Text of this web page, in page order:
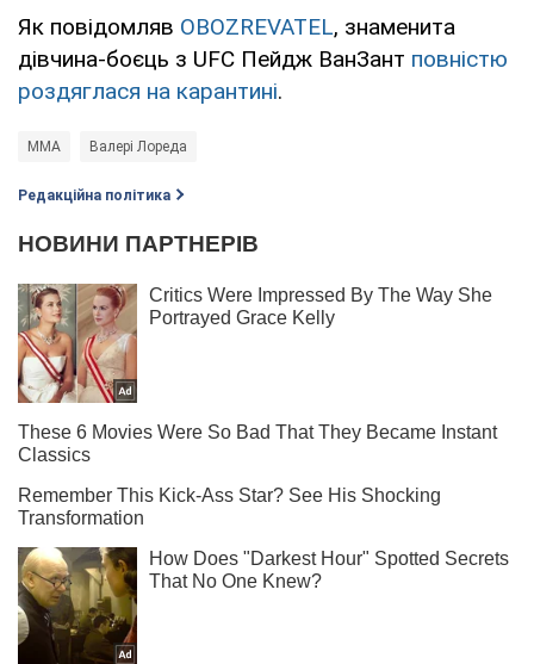
Як повідомляв OBOZREVATEL, знаменита
дівчина-боєць з UFC Пейдж ВанЗант повністю
роздяглася на карантині.
MMA Валерi Лореда
Редакційна політика